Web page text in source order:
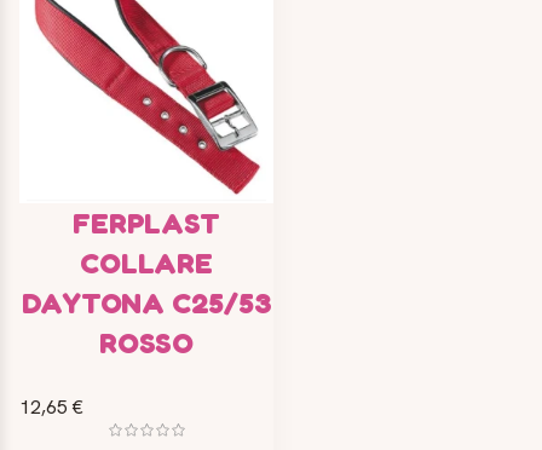
FERPLAST
COLLARE
DAYTONA C25/53
ROSSO
12,65 €